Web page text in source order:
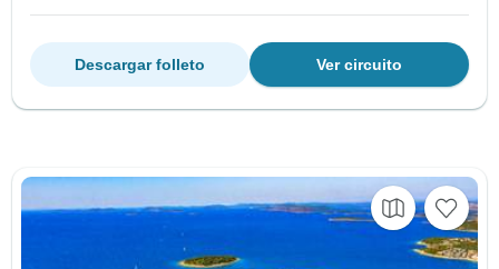
Ver circuito
Descargar folleto